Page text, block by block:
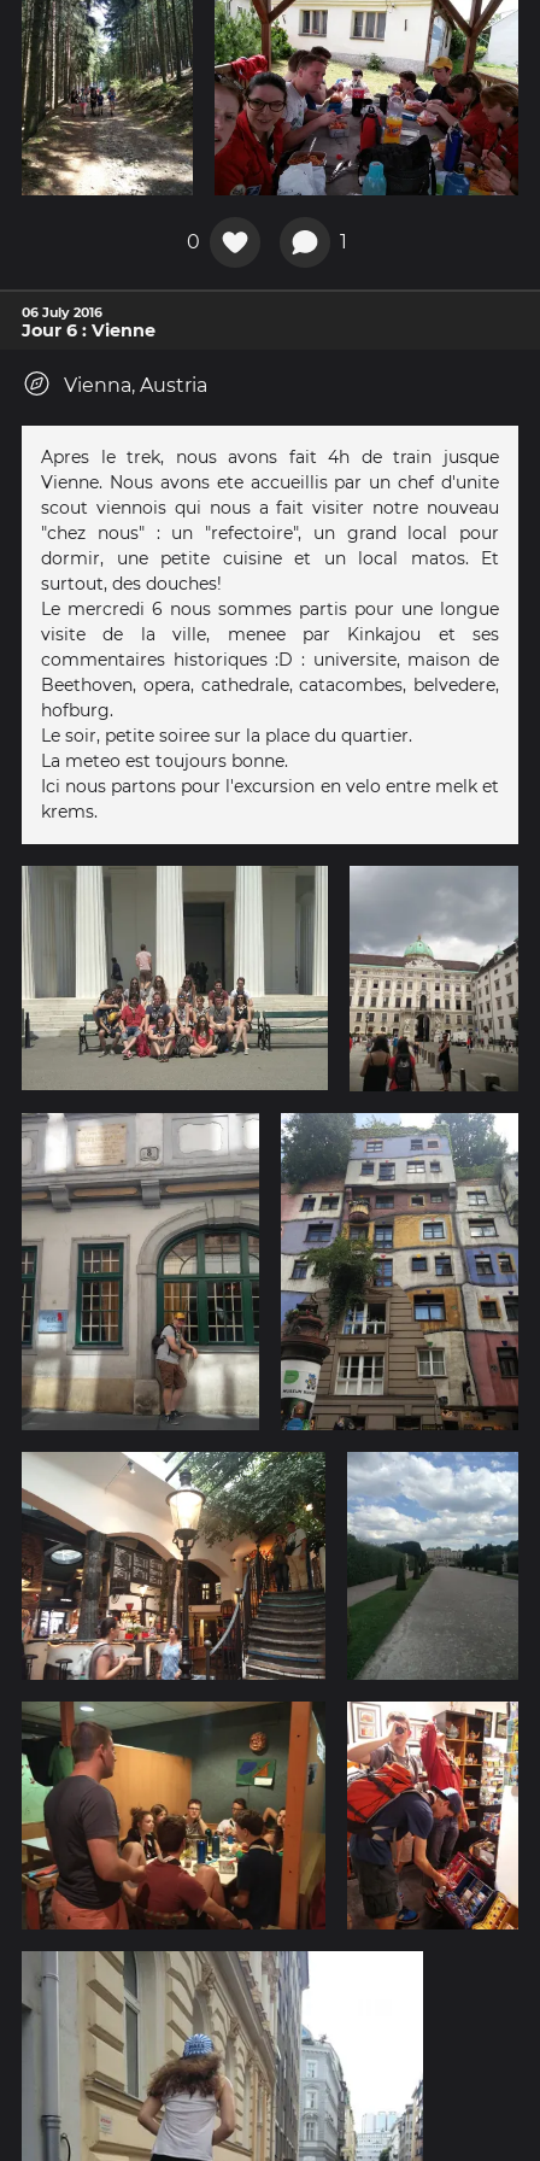
0 1
06 July 2016
Jour 6 : Vienne
Vienna, Austria
Apres le trek, nous avons fait 4h de train jusque
Vienne. Nous avons ete accueillis par un chef d'unite
scout viennois qui nous a fait visiter notre nouveau
"chez nous" : un "refectoire", un grand local pour
dormir, une petite cuisine et un local matos. Et
surtout, des douches!
Le mercredi 6 nous sommes partis pour une longue
visite de la ville, menee par Kinkajou et ses
commentaires historiques :D : universite, maison de
Beethoven, opera, cathedrale, catacombes, belvedere,
hofburg.
Le soir, petite soiree sur la place du quartier.
La meteo est toujours bonne.
Ici nous partons pour l'excursion en velo entre melk et
krems.